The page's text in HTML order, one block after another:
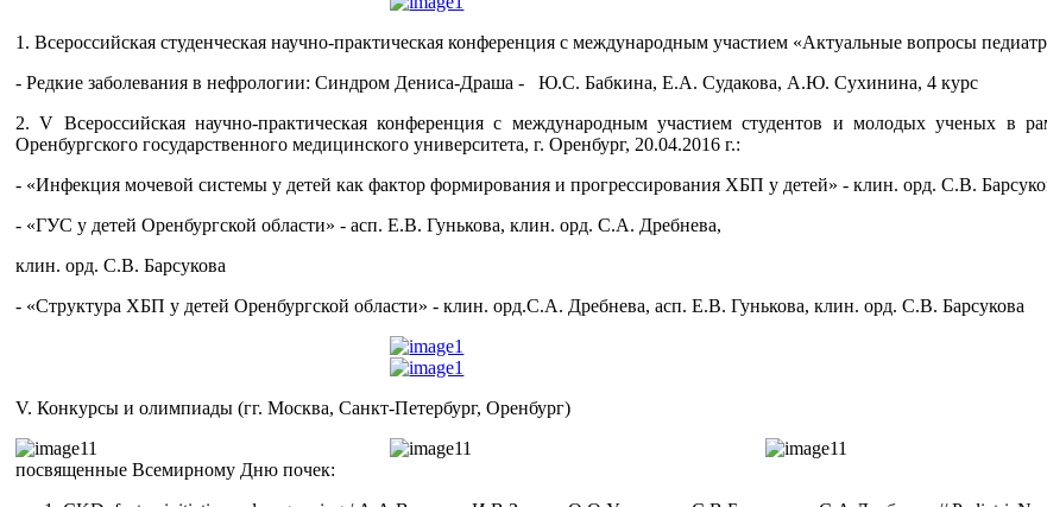
1. Всероссийская студенческая научно-практическая конференция с международным участием «Актуальные вопросы
- Редкие заболевания в нефрологии: Синдром Дениса-Драша - Ю.С. Бабкина, Е.А. Судакова, А.Ю. Сухинина, 4 курс
2. V Всероссийская научно-практическая конференция с международным участием студентов и молодых ученых в
Оренбургского государственного медицинского университета, г. Оренбург, 20.04.2016 г.:
- «Инфекция мочевой системы у детей как фактор формирования и прогрессирования ХБП у детей» - клин. орд. С.В.
- «ГУС у детей Оренбургской области» - асп. Е.В. Гунькова, клин. орд. С.А. Дребнева,
клин. орд. С.В. Барсукова
- «Структура ХБП у детей Оренбургской области» - клин. орд.С.А. Дребнева, асп. Е.В. Гунькова, клин. орд. С.В. Барсукова
V. Конкурсы и олимпиады (гг. Москва, Санкт-Петербург, Оренбург)
посвященные Всемирному Дню почек: